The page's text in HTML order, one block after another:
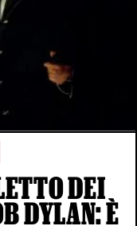
DEI
DYLAN: È